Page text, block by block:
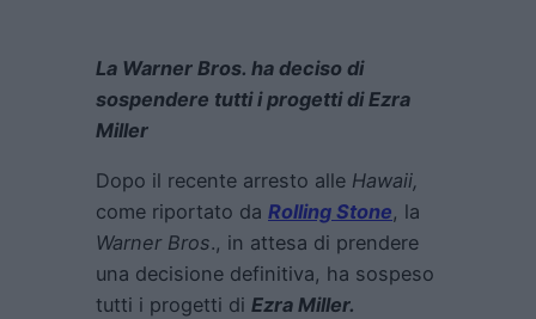
La Warner Bros. ha deciso di
sospendere tutti i progetti di Ezra
Miller
Dopo il recente arresto alle Hawaii,
come riportato da Rolling Stone, la
Warner Bros., in attesa di prendere
una decisione definitiva, ha sospeso
tutti i progetti di Ezra Miller.